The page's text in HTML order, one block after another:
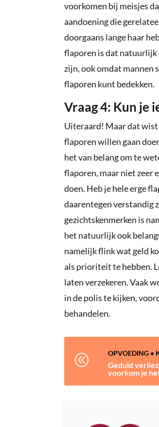
voorkomen bij meisjes
aandoening die
doorgaans lange haar
flaporen is dat natuurlijk
zijn, ook omdat mannen
flaporen kunt bedekken.
Vraag 4: Kun je
Uiteraard! Maar dat wist
flaporen willen gaan
het van belang om te
flaporen, maar niet zeer
doen. Heb je hele erge
daarentegen verstandig
gezichtskenmerken is
het natuurlijk ook
namelijk flink wat geld
als prioriteit te hebben.
laten verzekeren. Vaak
in de polis te kijken,
behandelen.
@ OPVOEDING •
Geduld
voorkom je